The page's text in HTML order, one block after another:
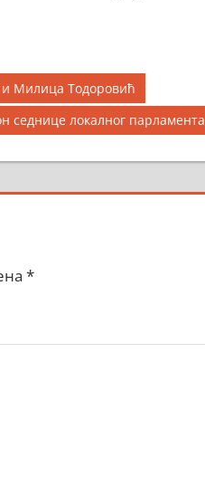
и Милица Тодоровић
седнице локалног парламента
*